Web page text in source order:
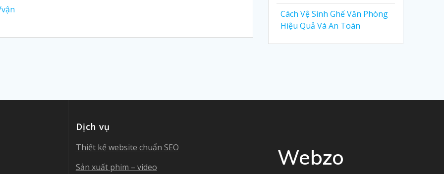
Cách Vệ Sinh Ghế Văn Phòng
Hiệu Quả Và An Toàn
Dịch vụ
Thiết kế website chuẩn SEO
Sản xuất phim – video
Webzo